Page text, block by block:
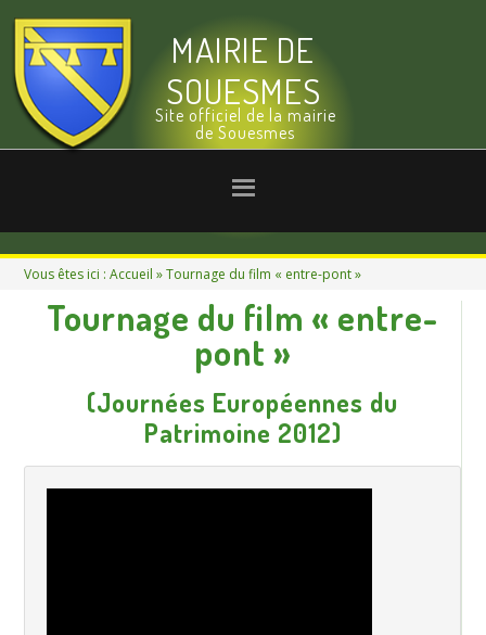
MAIRIE DE
SOUESMES
Site officiel de la mairie
de Souesmes
Vous êtes ici :Accueil » Tournage du film « entre-pont »
Tournage du film « entre-
pont »
(Journées Européennes du
Patrimoine 2012)